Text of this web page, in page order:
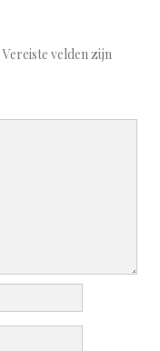
Vereiste velden zijn